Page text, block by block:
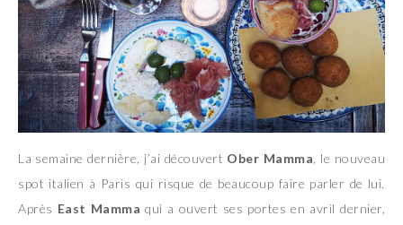
La semaine dernière, j’ai découvert Ober Mamma , le nouveau
spot italien à Paris qui risque de beaucoup faire parler de lui.
Après East Mamma qui a ouvert ses portes en avril dernier,